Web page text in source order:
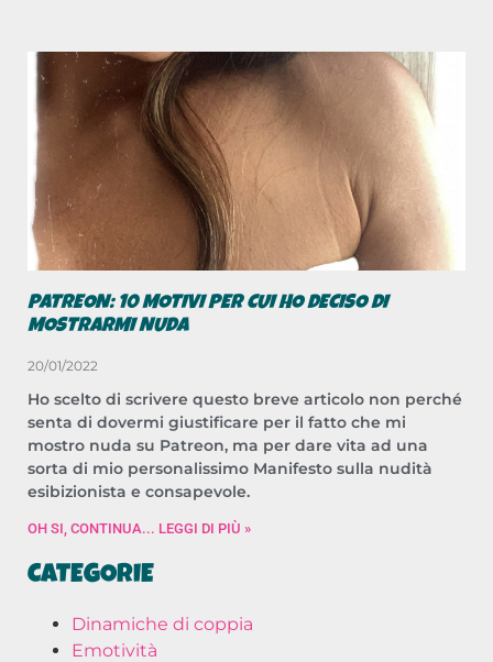
PATREON: 10 MOTIVI PER CUI HO DECISO DI
MOSTRARMI NUDA
20/01/2022
Ho scelto di scrivere questo breve articolo non perché
senta di dovermi giustificare per il fatto che mi
mostro nuda su Patreon, ma per dare vita ad una
sorta di mio personalissimo Manifesto sulla nudità
esibizionista e consapevole.
OH SI, CONTINUA... LEGGI DI PIÙ »
CATEGORIE
Dinamiche di coppia
Emotività